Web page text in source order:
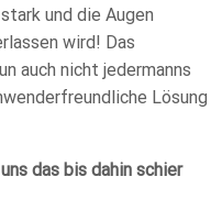
und die Augen
wird! Das
auch nicht jedermanns
Lösung
das bis dahin schier